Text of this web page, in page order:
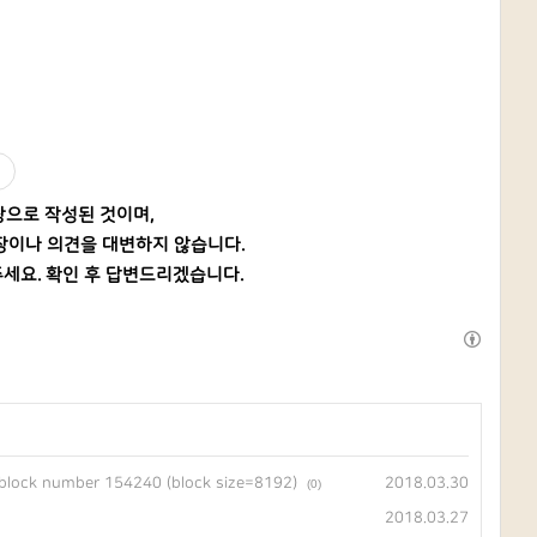
로 작성된 것이며,
나 의견을 대변하지 않습니다.
요. 확인 후 답변드리겠습니다.
number 154240 (block size=8192) (0) 2018.03.30
2018.03.27